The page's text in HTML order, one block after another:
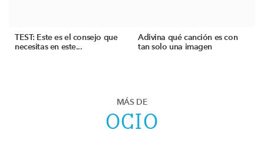
TEST: Este es el consejo que
necesitas en este...
Adivina qué canción es con
tan solo una imagen
MÁS DE
OCIO